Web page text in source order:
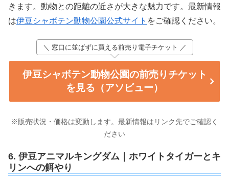
きます。動物との距離の近さが大きな魅力です。最新情報
は伊豆シャボテン動物公園公式サイト をご確認ください。
＼ 窓口に並ばずに買える前売り電子チケット ／
伊豆シャボテン動物公園の前売りチケット
を見る（アソビュー）
※販売状況・価格は変動します。最新情報はリンク先でご確認く
ださい
6. 伊豆アニマルキングダム｜ホワイトタイガーとキ
リンへの餌やり